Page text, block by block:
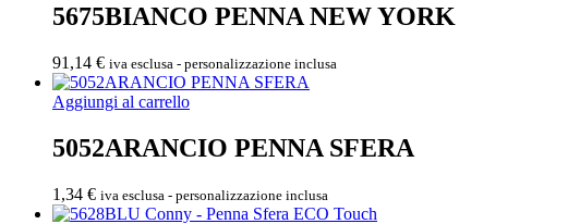
5675BIANCO PENNA NEW YORK
91,14 € iva esclusa - personalizzazione inclusa
Aggiungi al carrello
5052ARANCIO PENNA SFERA
1,34 € iva esclusa - personalizzazione inclusa